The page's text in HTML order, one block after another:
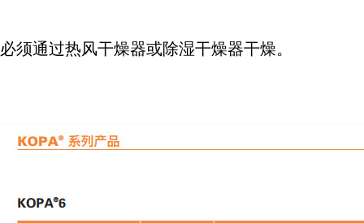
必须通过热风干燥器或除湿干燥器干燥。